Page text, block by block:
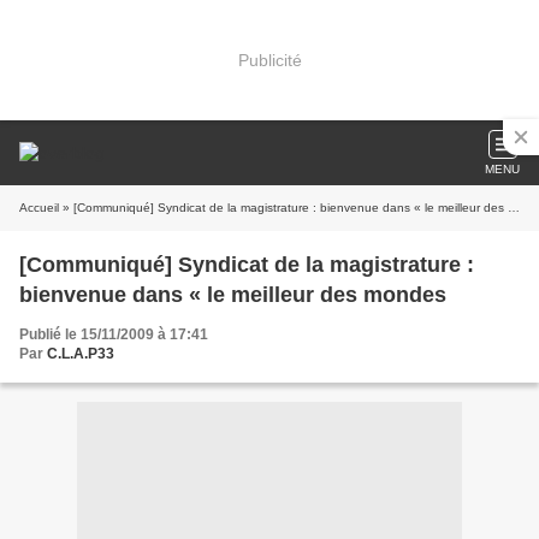
Publicité
MENU
Accueil » [Communiqué] Syndicat de la magistrature : bienvenue dans « le meilleur des mondes
[Communiqué] Syndicat de la magistrature :
bienvenue dans « le meilleur des mondes
Publié le 15/11/2009 à 17:41
Par C.L.A.P33